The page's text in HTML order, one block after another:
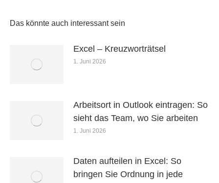
Das könnte auch interessant sein
Excel – Kreuzworträtsel
1. Juni 2026
Arbeitsort in Outlook eintragen: So
sieht das Team, wo Sie arbeiten
1. Juni 2026
Daten aufteilen in Excel: So
bringen Sie Ordnung in jede